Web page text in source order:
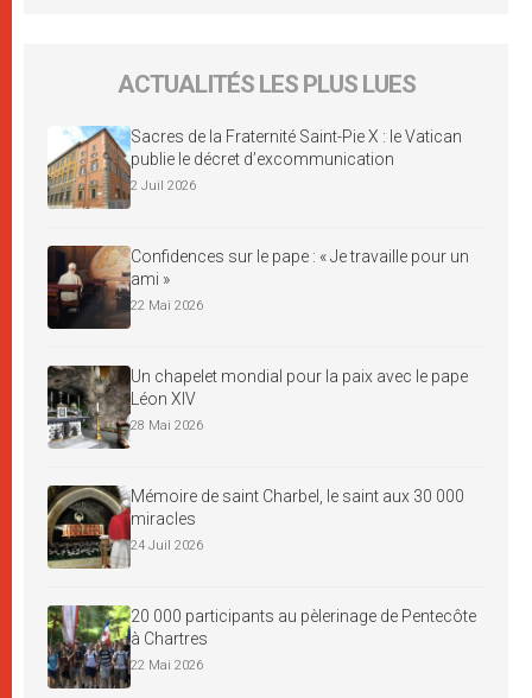
ACTUALITÉS LES PLUS LUES
Sacres de la Fraternité Saint-Pie X : le Vatican
publie le décret d’excommunication
2 Juil 2026
Confidences sur le pape : « Je travaille pour un
ami »
22 Mai 2026
Un chapelet mondial pour la paix avec le pape
Léon XIV
28 Mai 2026
Mémoire de saint Charbel, le saint aux 30 000
miracles
24 Juil 2026
20 000 participants au pèlerinage de Pentecôte
à Chartres
22 Mai 2026